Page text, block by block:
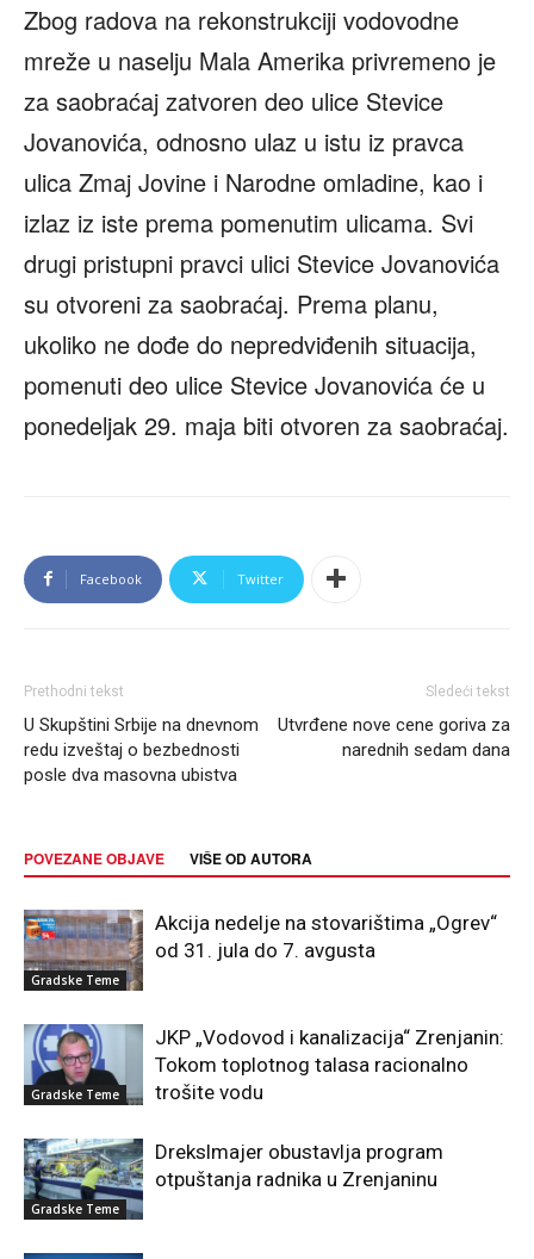
Zbog radova na rekonstrukciji vodovodne
mreže u naselju Mala Amerika privremeno je
za saobraćaj zatvoren deo ulice Stevice
Jovanovića, odnosno ulaz u istu iz pravca
ulica Zmaj Jovine i Narodne omladine, kao i
izlaz iz iste prema pomenutim ulicama. Svi
drugi pristupni pravci ulici Stevice Jovanovića
su otvoreni za saobraćaj. Prema planu,
ukoliko ne dođe do nepredviđenih situacija,
pomenuti deo ulice Stevice Jovanovića će u
ponedeljak 29. maja biti otvoren za saobraćaj.
Facebook Twitter
Prethodni tekst
U Skupštini Srbije na dnevnom
redu izveštaj o bezbednosti
posle dva masovna ubistva
Sledeći tekst
Utvrđene nove cene goriva za
narednih sedam dana
POVEZANE OBJAVE VIŠE OD AUTORA
Gradske Teme
Akcija nedelje na stovarištima „Ogrev“
od 31. jula do 7. avgusta
Gradske Teme
JKP „Vodovod i kanalizacija“ Zrenjanin:
Tokom toplotnog talasa racionalno
trošite vodu
Gradske Teme
Drekslmajer obustavlja program
otpuštanja radnika u Zrenjaninu